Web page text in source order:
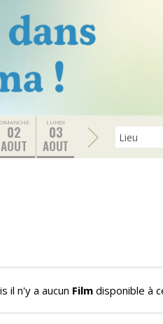
DIMANCHE
02
AOUT
LUNDI
03
AOUT
il n'y a aucun Filmdisponible à